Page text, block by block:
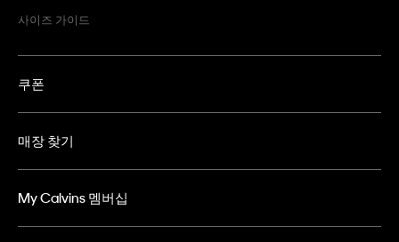
사이즈 가이드
쿠폰
매장 찾기
My Calvins 멤버십